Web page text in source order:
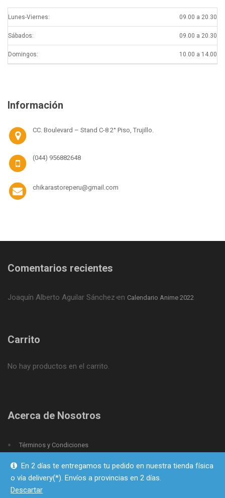
Lunes-Viernes: 09.00 a 20.30
Sábados: 09.00 a 20.30
Domingos: 10.00 a 14.00
Información
CC. Boulevard – Stand C-8 2° Piso, Trujillo.
(044) 956882648
chikarastoreperu@gmail.com
Comentarios recientes
Joaquín Alberto Aguilar Sánchezen Calendario Anime 2022
Carrito
No hay productos en el carrito.
Acerca de Nosotros
Términos y Condiciones
Política de Privacidad
En 2 días te entregamos tu pedido en nuestra tienda física
o vía delivery(*). Envíos a provincias en 2 días.
Descartar